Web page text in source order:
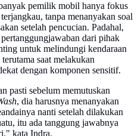
pemilik mobil hanya fokus
tanpa menanyakan soal
setelah pencucian. Padahal,
dari pihak
untuk melindungi kendaraan
saat melakukan
dengan komponen sensitif.
pasti sebelum memutuskan
, dia harusnya menanyakan
nanti setelah dilakukan
itu ada tanggung jawabnya
kata Indra.